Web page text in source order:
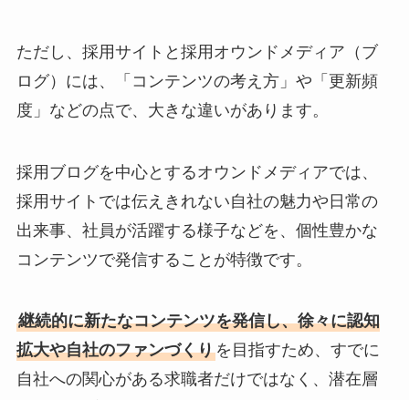
ただし、採用サイトと採用オウンドメディア（ブ
ログ）には、「コンテンツの考え方」や「更新頻
度」などの点で、大きな違いがあります。
採用ブログを中心とするオウンドメディアでは、
採用サイトでは伝えきれない自社の魅力や日常の
出来事、社員が活躍する様子などを、個性豊かな
コンテンツで発信することが特徴です。
継続的に新たなコンテンツを発信し、徐々に認知
拡大や自社のファンづくりを目指すため、すでに
自社への関心がある求職者だけではなく、潜在層